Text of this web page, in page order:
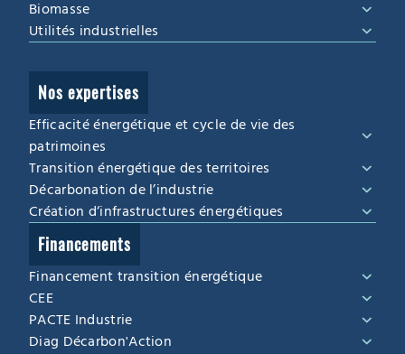
Biomasse
Utilités industrielles
Nos expertises
Efficacité énergétique et cycle de vie des
patrimoines
Transition énergétique des territoires
Décarbonation de l’industrie
Création d‘infrastructures énergétiques
Financements
Financement transition énergétique
CEE
PACTE Industrie
Diag Décarbon'Action